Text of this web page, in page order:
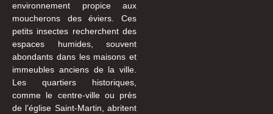
environnement propice aux
moucherons des éviers. Ces
petits insectes recherchent des
espaces humides, souvent
abondants dans les maisons et
immeubles anciens de la ville.
Les quartiers historiques,
comme le centre-ville ou près
de l’église Saint-Martin, abritent